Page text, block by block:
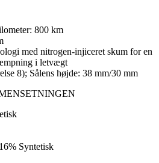
800 km
med nitrogen-injiceret skum for en
i letvægt
8); Sålens højde: 38 mm/30 mm
Syntetisk